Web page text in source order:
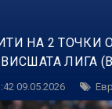
НА 2 ТОЧКИ
ЛИГА
09.05.2026